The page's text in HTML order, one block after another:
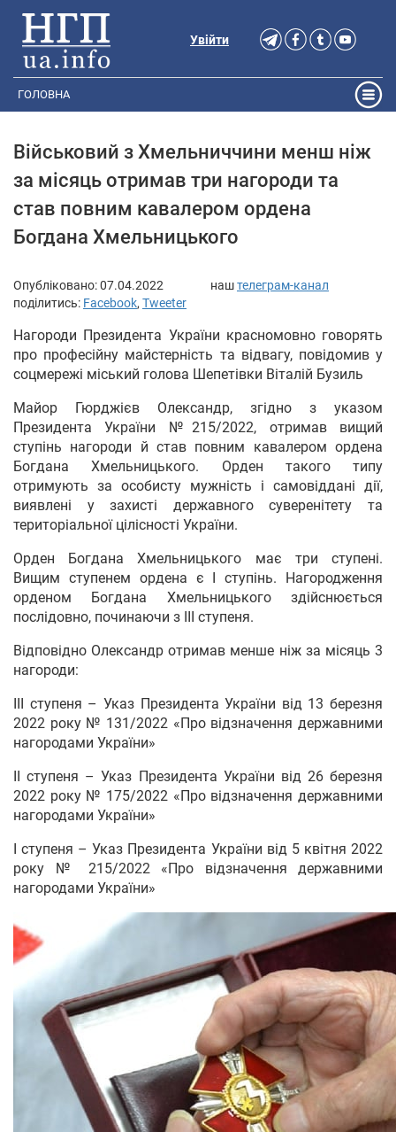
Увійти
ГОЛОВНА
Військовий з Хмельниччини менш ніж
за місяць отримав три нагороди та
став повним кавалером ордена
Богдана Хмельницького
Опубліковано:07.04.2022 наштелеграм-канал
поділитись: Facebook, Tweeter
Нагороди Президента України красномовно говорять
про професійну майстерність та відвагу, повідомив у
соцмережі міський голова Шепетівки Віталій Бузиль
Майор Гюрджієв Олександр, згідно з указом
Президента України №215/2022, отримав вищий
ступінь нагороди й став повним кавалером ордена
Богдана Хмельницького. Орден такого типу
отримують за особисту мужність і самовіддані дії,
виявлені у захисті державного суверенітету та
територіальної цілісності України.
Орден Богдана Хмельницького має три ступені.
Вищим ступенем ордена є І ступінь. Нагородження
орденом Богдана Хмельницького здійснюється
послідовно, починаючи з III ступеня.
Відповідно Олександр отримав менше ніж за місяць 3
нагороди:
III ступеня – Указ Президента України від 13 березня
2022 року № 131/2022 «Про відзначення державними
нагородами України»
II ступеня – Указ Президента України від 26 березня
2022 року № 175/2022 «Про відзначення державними
нагородами України»
I ступеня – Указ Президента України від 5 квітня 2022
року № 215/2022 «Про відзначення державними
нагородами України»